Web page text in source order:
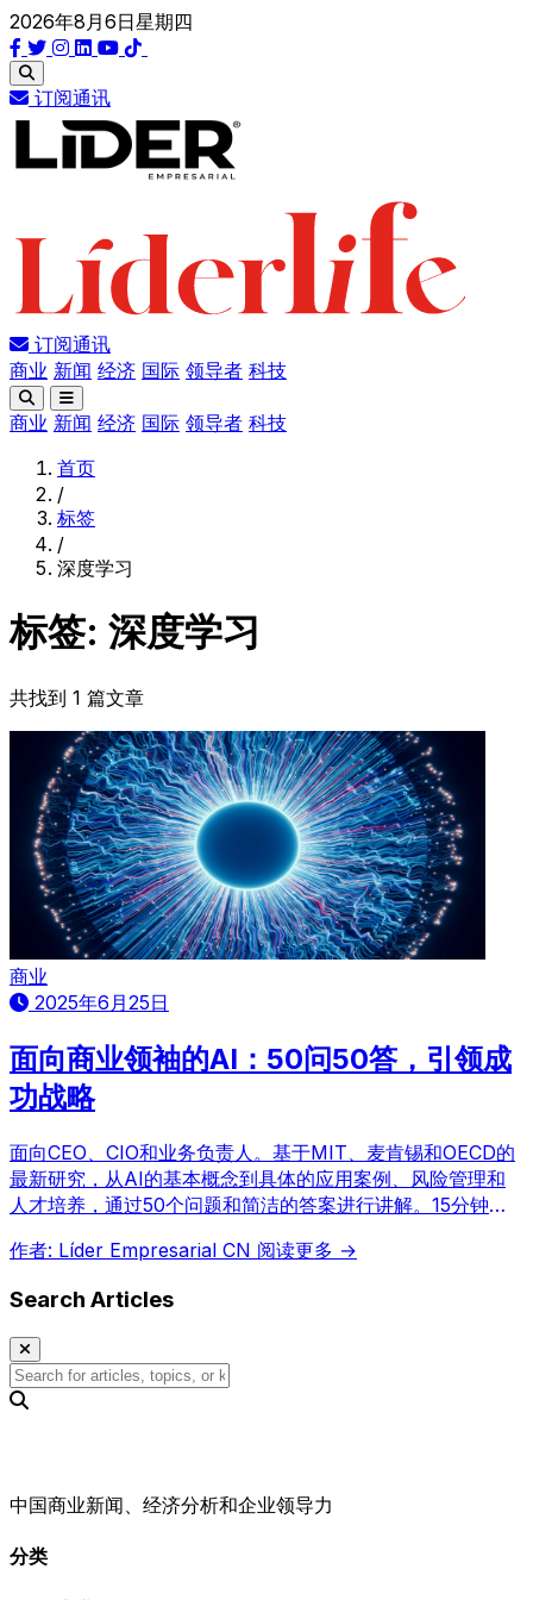
2026年8月6日星期四
订阅通讯
订阅通讯
商业 新闻 经济 国际 领导者 科技
商业 新闻 经济 国际 领导者 科技
首页
/
标签
/
深度学习
标签: 深度学习
共找到 1 篇文章
商业
2025年6月25日
面向商业领袖的AI：50问50答，引领成
功战略
面向CEO、CIO和业务负责人。基于MIT、麦肯锡和OECD的
最新研究，从AI的基本概念到具体的应用案例、风险管理和
人才培养，通过50个问题和简洁的答案进行讲解。15分钟内
作者: Líder Empresarial CN 阅读更多 →
Search Articles
中国商业新闻、经济分析和企业领导力
分类